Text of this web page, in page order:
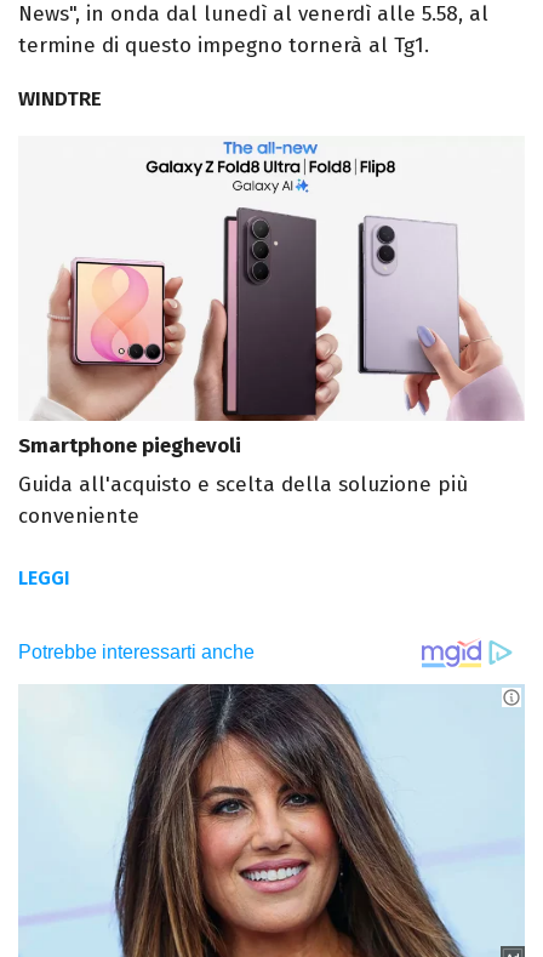
News", in onda dal lunedì al venerdì alle 5.58, al
termine di questo impegno tornerà al Tg1.
WINDTRE
Smartphone pieghevoli
Guida all'acquisto e scelta della soluzione più
conveniente
LEGGI